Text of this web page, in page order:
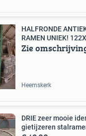
HALFRONDE
RAMEN UNIEK!
Zie
Heemskerk
DRIE zeer mooie identieke
gietijzeren